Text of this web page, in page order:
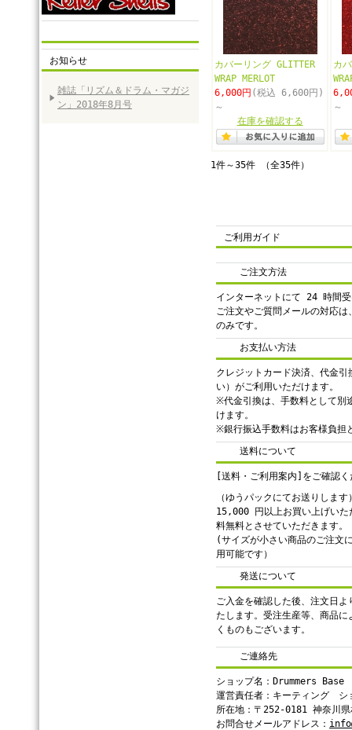
お知らせ
雑誌「リズム＆ドラム・マガジ
ン」2018年8月号
カバーリング GLITTER
WRAP MERLOT
6,000円 (税込 6,600円)
～
在庫を確認する
カ
～
1件～35件 （全35件）
ご利用ガイド
ご注文方法
インターネットにて 24 時間
ご注文やご質問メールの対応
のみです。
お支払い方法
クレジットカード決済、代金引
い）がご利用いただけます。
※代金引換は、手数料として
けます。
※銀行振込手数料はお客様負担
送料について
[送料・ご利用案内]をご確認く
（ゆうパックにてお送りします
15,000 円以上お買い上げいた
料無料とさせていただきます。
(サイズが小さい商品のご注文
用可能です）
発送について
ご入金を確認した後、注文日
たします。受注生産等、商品に
くものもございます。
ご連絡先
ショップ名：Drummers Base
運営責任者：キーティング シ
所在地：〒252-0181 神奈川
お問合せメールアドレス：